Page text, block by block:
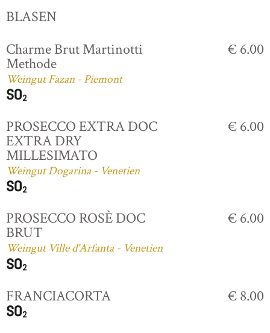
BLASEN
Charme Brut Martinotti
Methode
Weingut Fazan - Piemont
€ 6.00
PROSECCO EXTRA DOC
EXTRA DRY
MILLESIMATO
Weingut Dogarina - Venetien
€ 6.00
PROSECCO ROSÈ DOC
BRUT
Weingut Ville d'Arfanta - Venetien
€ 6.00
FRANCIACORTA € 8.00